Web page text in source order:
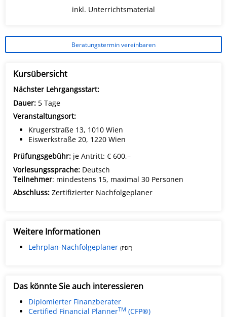
inkl. Unterrichtsmaterial
Beratungstermin vereinbaren
Kursübersicht
Nächster Lehrgangsstart:
Dauer: 5 Tage
Veranstaltungsort:
Krugerstraße 13, 1010 Wien
Eiswerkstraße 20, 1220 Wien
Prüfungsgebühr: je Antritt: € 600,–
Vorlesungssprache: Deutsch
Teilnehmer: mindestens 15, maximal 30 Personen
Abschluss: Zertifizierter Nachfolgeplaner
Weitere Informationen
Lehrplan-Nachfolgeplaner (PDF)
Das könnte Sie auch interessieren
Diplomierter Finanzberater
Certified Financial PlannerTM (CFP®)